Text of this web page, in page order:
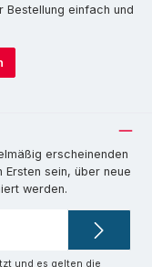
Bestellung einfach und
erscheinenden
sein, über neue
werden.
und es gelten die